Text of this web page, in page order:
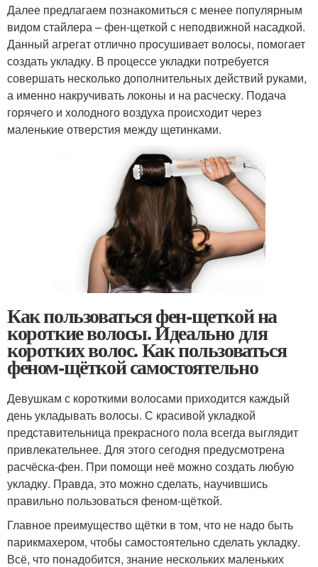
Далее предлагаем познакомиться с менее популярным
видом стайлера – фен-щеткой с неподвижной насадкой.
Данный агрегат отлично просушивает волосы, помогает
создать укладку. В процессе укладки потребуется
совершать несколько дополнительных действий руками,
а именно накручивать локоны и на расческу. Подача
горячего и холодного воздуха происходит через
маленькие отверстия между щетинками.
Как пользоваться фен-щеткой на
короткие волосы. Идеально для
коротких волос. Как пользоваться
феном-щёткой самостоятельно
Девушкам с короткими волосами приходится каждый
день укладывать волосы. С красивой укладкой
представительница прекрасного пола всегда выглядит
привлекательнее. Для этого сегодня предусмотрена
расчёска-фен. При помощи неё можно создать любую
укладку. Правда, это можно сделать, научившись
правильно пользоваться феном-щёткой.
Главное преимущество щётки в том, что не надо быть
парикмахером, чтобы самостоятельно сделать укладку.
Всё, что понадобится, знание нескольких маленьких